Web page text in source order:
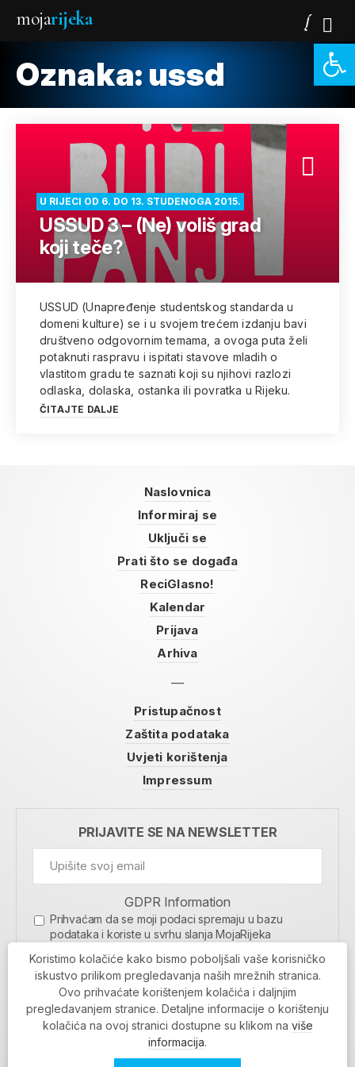
mojarijeka
Oznaka: ussd
U RIJECI OD 6. DO 13. STUDENOGA 2015.
USSUD 3 – (Ne) voliš grad
koji teče?
USSUD (Unapređenje studentskog standarda u
domeni kulture) se i u svojem trećem izdanju bavi
društveno odgovornim temama, a ovoga puta želi
potaknuti raspravu i ispitati stavove mladih o
vlastitom gradu te saznati koji su njihovi razlozi
odlaska, dolaska, ostanka ili povratka u Rijeku.
ČITAJTE DALJE
Naslovnica
Informiraj se
Uključi se
Prati što se događa
ReciGlasno!
Kalendar
Prijava
Arhiva
Pristupačnost
Zaštita podataka
Uvjeti korištenja
Impressum
PRIJAVITE SE NA NEWSLETTER
GDPR Information
Prihvaćam da se moji podaci spremaju u bazu
podataka i koriste u svrhu slanja MojaRijeka
MOJARIJEKA NEWSLETTER
PRIJAVI SE
Koristimo kolačiće kako bismo poboljšali vaše korisničko
iskustvo prilikom pregledavanja naših mrežnih stranica.
Ovo prihvaćate korištenjem kolačića i daljnjim
pregledavanjem stranice. Detaljne informacije o korištenju
kolačića na ovoj stranici dostupne su klikom na više
informacija.